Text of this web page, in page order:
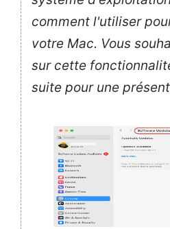
comment l'utiliser
votre Mac. Vous
sur cette
suite pour une